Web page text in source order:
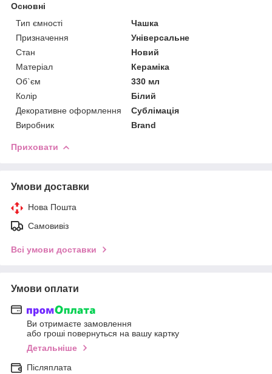
Основні
Тип ємності
Чашка
Призначення
Універсальне
Стан
Новий
Матеріал
Кераміка
Об`єм
330 мл
Колір
Білий
Декоративне оформлення
Сублімація
Виробник
Brand
Приховати
Умови доставки
Нова Пошта
Самовивіз
Всі умови доставки
Умови оплати
Ви отримаєте замовлення
або гроші повернуться на вашу картку
Детальніше
Післяплата